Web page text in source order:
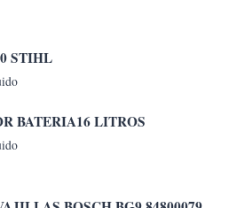
STIHL
BATERIA16 LITROS